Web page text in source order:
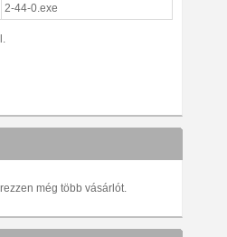
2-44-0.exe
még több vásárlót.